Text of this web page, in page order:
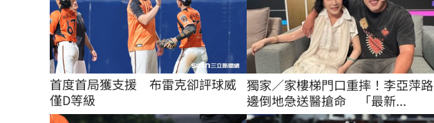
首度首局獲支援　布雷克卻評球威
僅D等級
獨家／家樓梯門口重摔！李亞萍路
邊倒地急送醫搶命 「最新...